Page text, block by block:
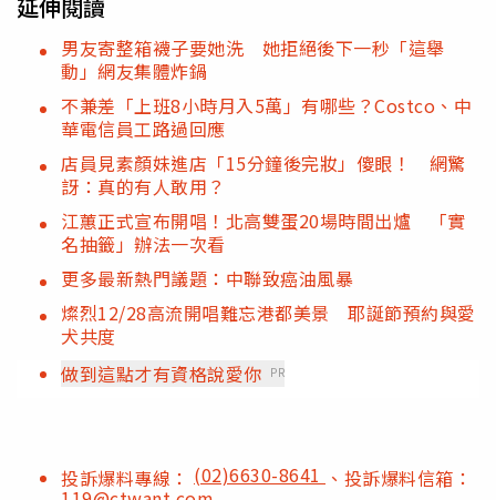
延伸閱讀
男友寄整箱襪子要她洗 她拒絕後下一秒「這舉
動」網友集體炸鍋
不兼差「上班8小時月入5萬」有哪些？Costco、中
華電信員工路過回應
店員見素顏妹進店「15分鐘後完妝」傻眼！ 網驚
訝：真的有人敢用？
江蕙正式宣布開唱！北高雙蛋20場時間出爐 「實
名抽籤」辦法一次看
更多最新熱門議題：中聯致癌油風暴
燦烈12/28高流開唱難忘港都美景 耶誕節預約與愛
犬共度
做到這點才有資格說愛你 PR
投訴爆料專線： (02)6630-8641 、投訴爆料信箱：